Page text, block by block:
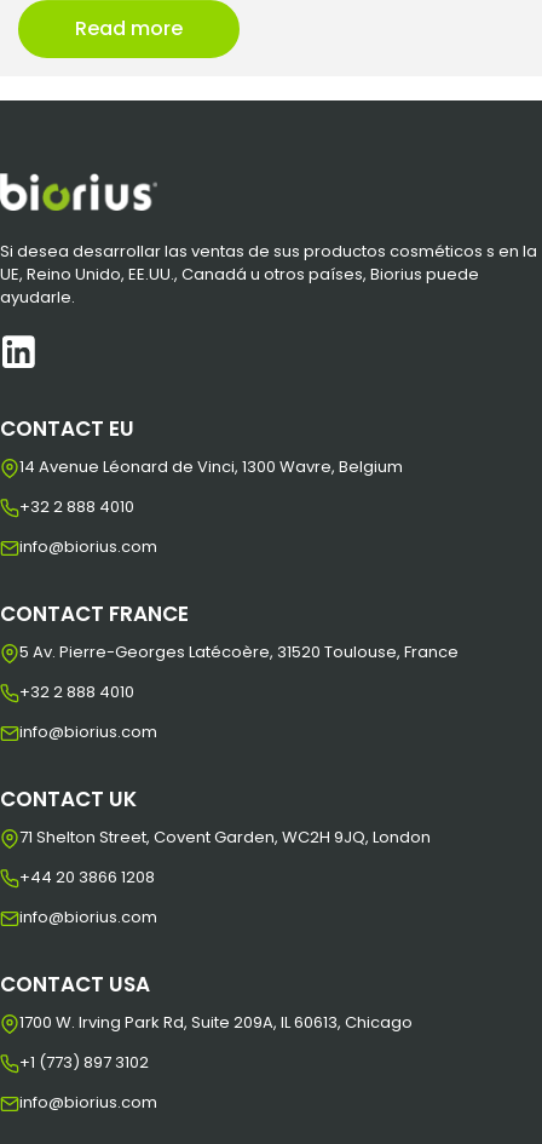
Read more
Si desea desarrollar las ventas de sus productos cosméticos s en la
UE, Reino Unido, EE.UU., Canadá u otros países, Biorius puede
ayudarle.
CONTACT EU
14 Avenue Léonard de Vinci, 1300 Wavre, Belgium
+32 2 888 4010
info@biorius.com
CONTACT FRANCE
5 Av. Pierre-Georges Latécoère, 31520 Toulouse, France
+32 2 888 4010
info@biorius.com
CONTACT UK
71 Shelton Street, Covent Garden, WC2H 9JQ, London
+44 20 3866 1208
info@biorius.com
CONTACT USA
1700 W. Irving Park Rd, Suite 209A, IL 60613, Chicago
+1 (773) 897 3102
info@biorius.com